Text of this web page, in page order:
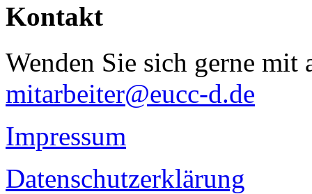
Kontakt
Wenden Sie sich gerne mit
mitarbeiter@eucc-d.de
Impressum
Datenschutzerklärung